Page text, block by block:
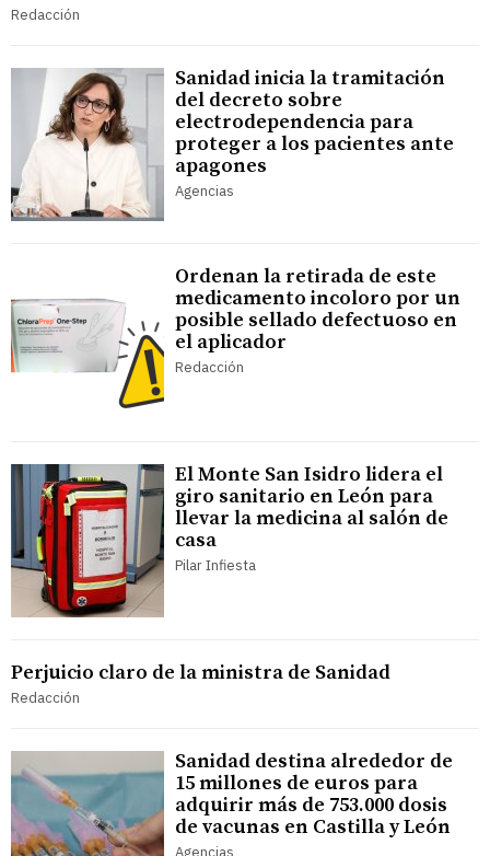
Redacción
Sanidad inicia la tramitación
del decreto sobre
electrodependencia para
proteger a los pacientes ante
apagones
Agencias
Ordenan la retirada de este
medicamento incoloro por un
posible sellado defectuoso en
el aplicador
Redacción
El Monte San Isidro lidera el
giro sanitario en León para
llevar la medicina al salón de
casa
Pilar Infiesta
Perjuicio claro de la ministra de Sanidad
Redacción
Sanidad destina alrededor de
15 millones de euros para
adquirir más de 753.000 dosis
de vacunas en Castilla y León
Agencias